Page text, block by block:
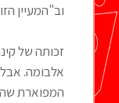
וב"המעיין
זכותה של
אלבומה.
המפוארת